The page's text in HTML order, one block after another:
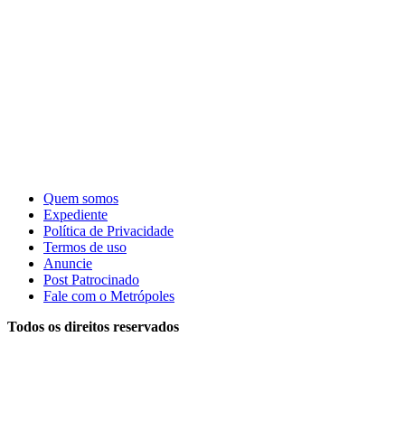
Quem somos
Expediente
Política de Privacidade
Termos de uso
Anuncie
Post Patrocinado
Fale com o Metrópoles
Todos os direitos reservados